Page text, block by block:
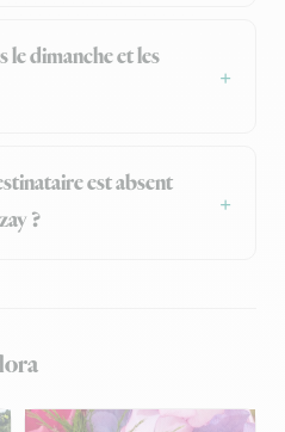
dimanche et les
est absent
?